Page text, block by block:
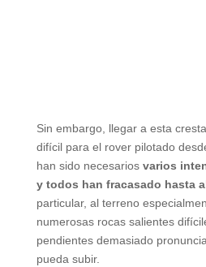
Sin embargo, llegar a esta
difícil para el rover pilotado
han sido necesarios varios
y todos han fracasado hasta
particular, al terreno
numerosas rocas salientes
pendientes demasiado
pueda subir.